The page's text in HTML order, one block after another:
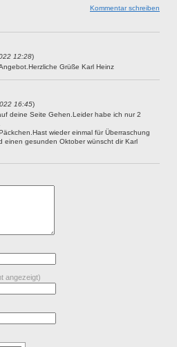
Kommentar schreiben
12:28)
Grüße Karl Heinz
16:45)
deine Seite Gehen.Leider habe ich nur 2
wieder einmal für Überraschung
einen gesunden Oktober wünscht dir Karl
angezeigt)